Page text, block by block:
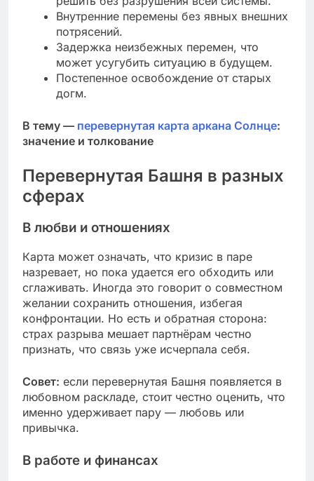
Внутренние перемены без явных внешних
потрясений.
Задержка неизбежных перемен, что
может усугубить ситуацию в будущем.
Постепенное освобождение от старых
догм.
В тему — перевернутая карта аркана Солнце:
значение и толкование
Перевернутая Башня в разных
сферах
В любви и отношениях
Карта может означать, что кризис в паре
назревает, но пока удается его обходить или
сглаживать. Иногда это говорит о совместном
желании сохранить отношения, избегая
конфронтации. Но есть и обратная сторона:
страх разрыва мешает партнёрам честно
признать, что связь уже исчерпала себя.
Совет: если перевернутая Башня появляется в
любовном раскладе, стоит честно оценить, что
именно удерживает пару — любовь или
привычка.
В работе и финансах